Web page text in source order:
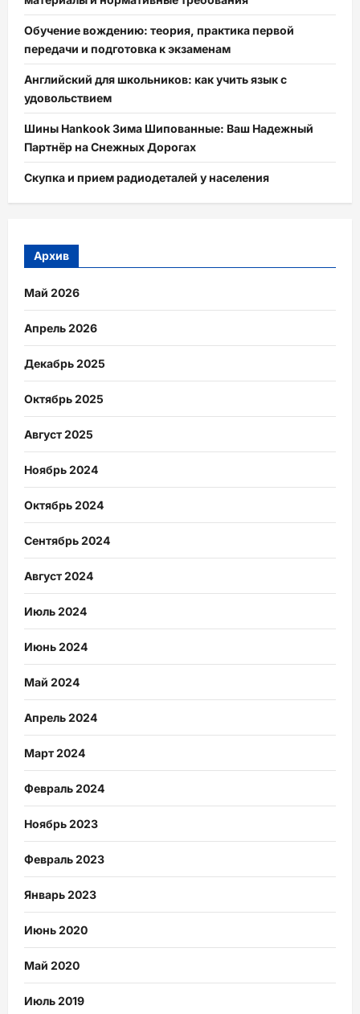
Обучение вождению: теория, практика первой
передачи и подготовка к экзаменам
Английский для школьников: как учить язык с
удовольствием
Шины Hankook Зима Шипованные: Ваш Надежный
Партнёр на Снежных Дорогах
Скупка и прием радиодеталей у населения
Архив
Май 2026
Апрель 2026
Декабрь 2025
Октябрь 2025
Август 2025
Ноябрь 2024
Октябрь 2024
Сентябрь 2024
Август 2024
Июль 2024
Июнь 2024
Май 2024
Апрель 2024
Март 2024
Февраль 2024
Ноябрь 2023
Февраль 2023
Январь 2023
Июнь 2020
Май 2020
Июль 2019